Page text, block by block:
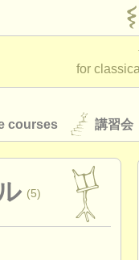
for
courses 講習会
(5)